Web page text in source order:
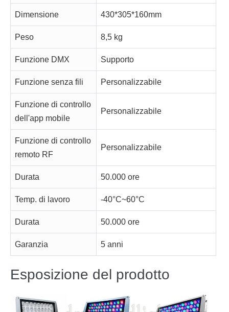
Dimensione 430*305*160mm
Peso 8,5 kg
Funzione DMX Supporto
Funzione senza fili Personalizzabile
Funzione di controllo
dell'app mobile
Personalizzabile
Funzione di controllo
remoto RF
Personalizzabile
Durata 50.000 ore
Temp. di lavoro -40°C~60°C
Durata 50.000 ore
Garanzia 5 anni
Esposizione del prodotto